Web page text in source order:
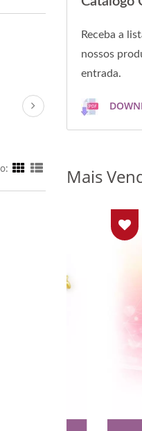
Receba a
nossos
entrada.
Mais